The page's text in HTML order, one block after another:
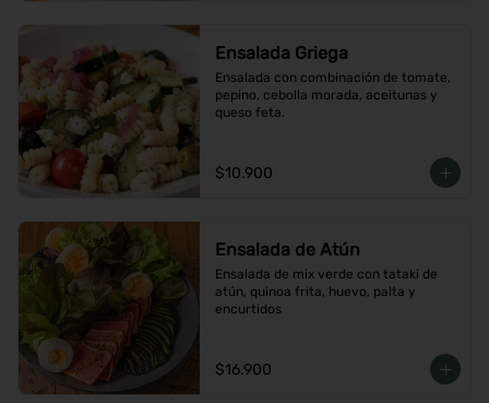
Ensalada Griega
Ensalada con combinación de tomate,
pepino, cebolla morada, aceitunas y
queso feta.
$10.900
Ensalada de Atún
Ensalada de mix verde con tataki de
atún, quinoa frita, huevo, palta y
encurtidos
$16.900